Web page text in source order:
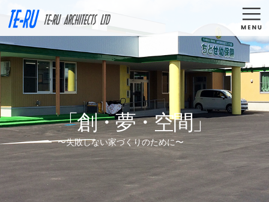
TE-RU
COMPANY
私たちについて
WORKS
作品紹介
GALLERY
CG作品集
FLOW
設計の流れ
STAFF
スタッフ紹介
QUESTION
JOIN CONTACT
「創・夢・空間」
〜失敗しない家づくりのために〜